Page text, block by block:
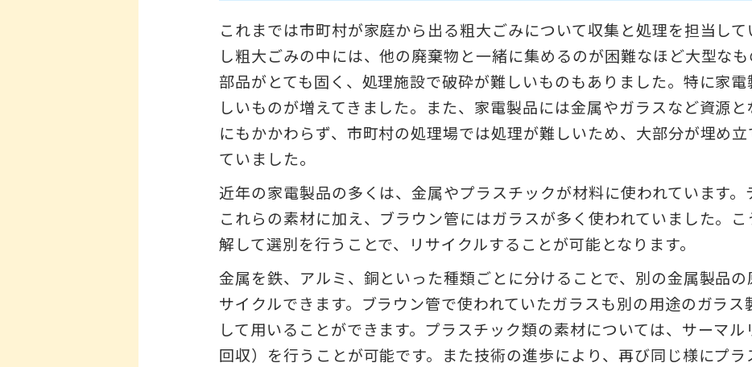
これまでは市町村が家庭から出る粗大ごみについて収集と処理を担当し
し粗大ごみの中には、他の廃棄物と一緒に集めるのが困難なほど大型なも
部品がとても固く、処理施設で破砕が難しいものもありました。特に家
しいものが増えてきました。また、家電製品には金属やガラスなど資源と
にもかかわらず、市町村の処理場では処理が難しいため、大部分が埋め立
ていました。
近年の家電製品の多くは、金属やプラスチックが材料に使われています。
これらの素材に加え、ブラウン管にはガラスが多く使われていました。
解して選別を行うことで、リサイクルすることが可能となります。
金属を鉄、アルミ、銅といった種類ごとに分けることで、別の金属製品の
サイクルできます。ブラウン管で使われていたガラスも別の用途のガラス
して用いることができます。プラスチック類の素材については、サーマル
回収）を行うことが可能です。また技術の進歩により、再び同じ様にプラ